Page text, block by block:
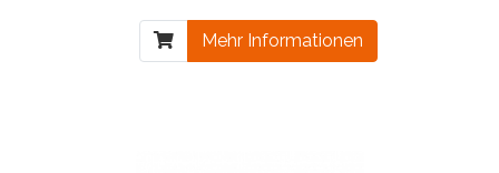
Mehr Informationen